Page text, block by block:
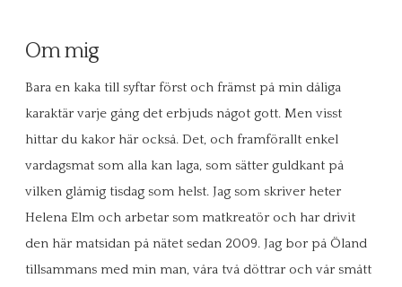
Om mig
Bara en kaka till syftar först och främst på min dåliga
karaktär varje gång det erbjuds något gott. Men visst
hittar du kakor här också. Det, och framförallt enkel
vardagsmat som alla kan laga, som sätter guldkant på
vilken glåmig tisdag som helst. Jag som skriver heter
Helena Elm och arbetar som matkreatör och har drivit
den här matsidan på nätet sedan 2009. Jag bor på Öland
tillsammans med min man, våra två döttrar och vår smått